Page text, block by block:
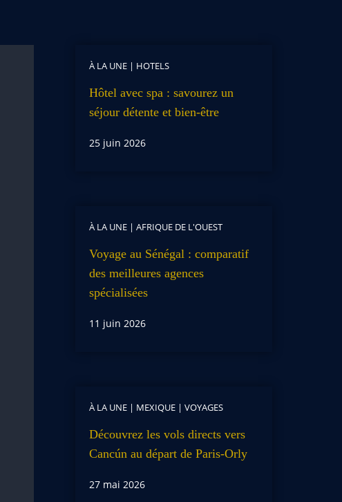
À LA UNE| HOTELS
Hôtel avec spa : savourez un
séjour détente et bien-être
25 juin 2026
À LA UNE| AFRIQUE DE L'OUEST
Voyage au Sénégal : comparatif
des meilleures agences
spécialisées
11 juin 2026
À LA UNE| MEXIQUE| VOYAGES
Découvrez les vols directs vers
Cancún au départ de Paris-Orly
27 mai 2026